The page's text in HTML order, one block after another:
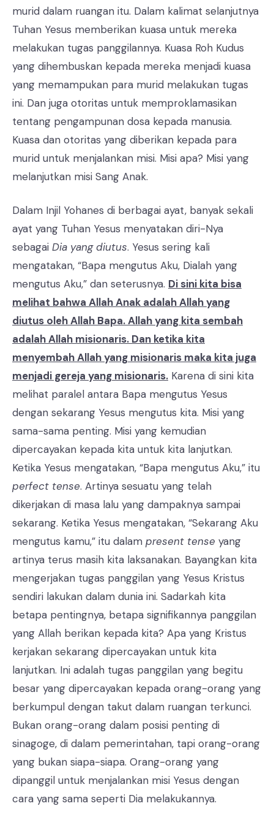
murid dalam ruangan itu. Dalam kalimat selanjutnya
Tuhan Yesus memberikan kuasa untuk mereka
melakukan tugas panggilannya. Kuasa Roh Kudus
yang dihembuskan kepada mereka menjadi kuasa
yang memampukan para murid melakukan tugas
ini. Dan juga otoritas untuk memproklamasikan
tentang pengampunan dosa kepada manusia.
Kuasa dan otoritas yang diberikan kepada para
murid untuk menjalankan misi. Misi apa? Misi yang
melanjutkan misi Sang Anak.
Dalam Injil Yohanes di berbagai ayat, banyak sekali
ayat yang Tuhan Yesus menyatakan diri-Nya
sebagai Dia yang diutus. Yesus sering kali
mengatakan, “Bapa mengutus Aku, Dialah yang
mengutus Aku,” dan seterusnya. Di sini kita bisa
melihat bahwa Allah Anak adalah Allah yang
diutus oleh Allah Bapa. Allah yang kita sembah
adalah Allah misionaris. Dan ketika kita
menyembah Allah yang misionaris maka kita juga
menjadi gereja yang misionaris. Karena di sini kita
melihat paralel antara Bapa mengutus Yesus
dengan sekarang Yesus mengutus kita. Misi yang
sama-sama penting. Misi yang kemudian
dipercayakan kepada kita untuk kita lanjutkan.
Ketika Yesus mengatakan, “Bapa mengutus Aku,” itu
perfect tense. Artinya sesuatu yang telah
dikerjakan di masa lalu yang dampaknya sampai
sekarang. Ketika Yesus mengatakan, “Sekarang Aku
mengutus kamu,” itu dalam present tense yang
artinya terus masih kita laksanakan. Bayangkan kita
mengerjakan tugas panggilan yang Yesus Kristus
sendiri lakukan dalam dunia ini. Sadarkah kita
betapa pentingnya, betapa signifikannya panggilan
yang Allah berikan kepada kita? Apa yang Kristus
kerjakan sekarang dipercayakan untuk kita
lanjutkan. Ini adalah tugas panggilan yang begitu
besar yang dipercayakan kepada orang-orang yang
berkumpul dengan takut dalam ruangan terkunci.
Bukan orang-orang dalam posisi penting di
sinagoge, di dalam pemerintahan, tapi orang-orang
yang bukan siapa-siapa. Orang-orang yang
dipanggil untuk menjalankan misi Yesus dengan
cara yang sama seperti Dia melakukannya.